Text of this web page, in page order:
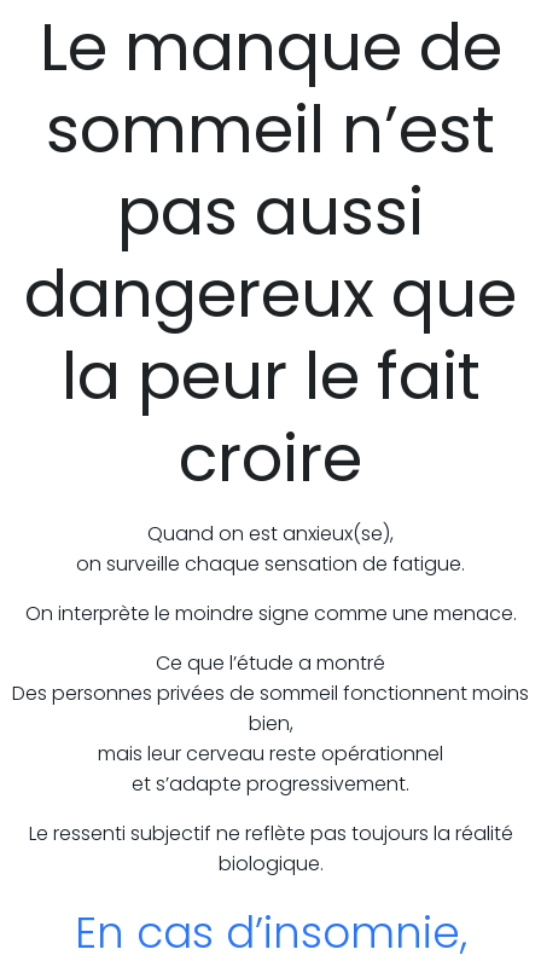
Le manque de
sommeil n’est
pas aussi
dangereux que
la peur le fait
croire
Quand on est anxieux(se),
on surveille chaque sensation de fatigue.
On interprète le moindre signe comme une menace.
Ce que l’étude a montré
Des personnes privées de sommeil fonctionnent moins
bien,
mais leur cerveau reste opérationnel
et s’adapte progressivement.
Le ressenti subjectif ne reflète pas toujours la réalité
biologique.
En cas d’insomnie,